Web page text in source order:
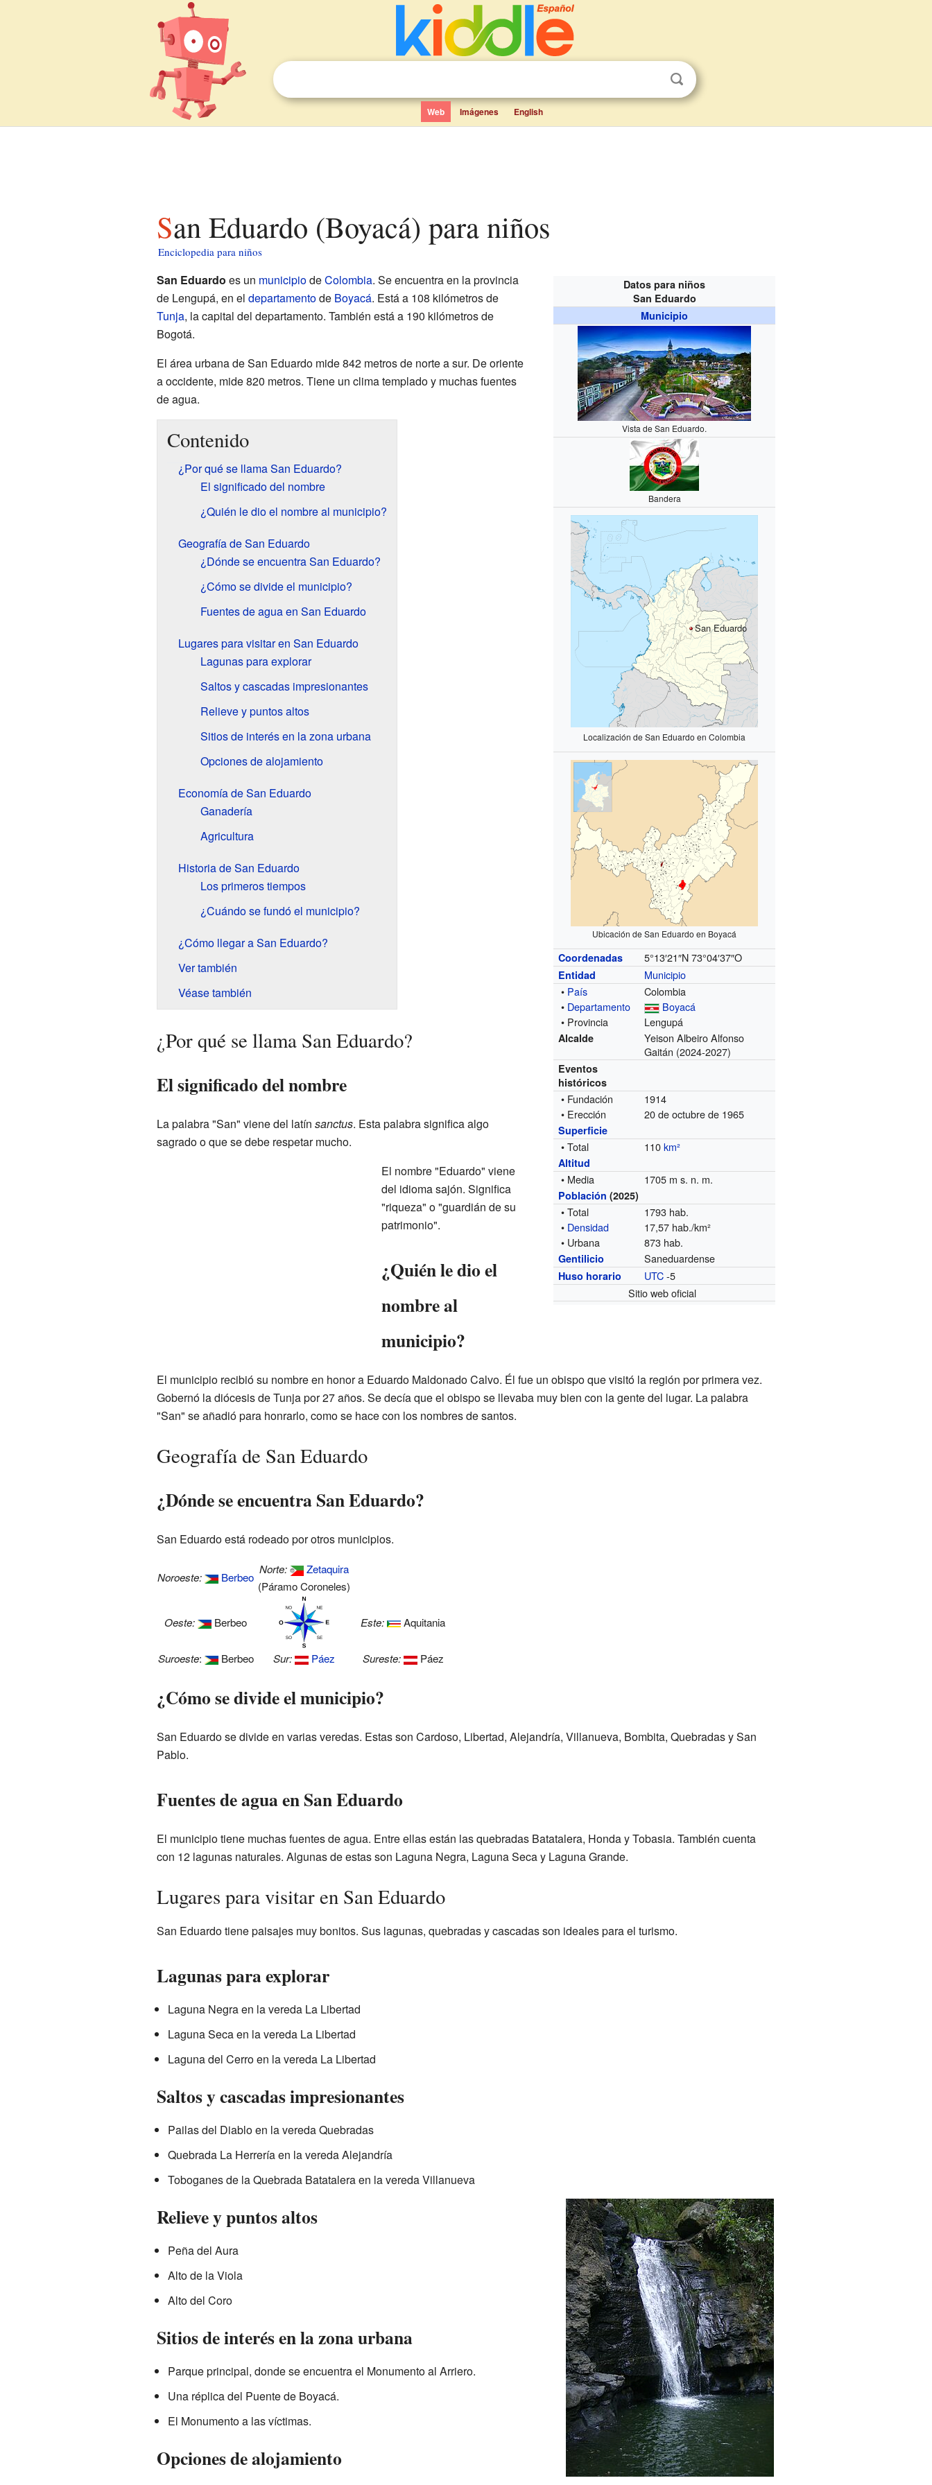
Web Imágenes English
San Eduardo (Boyacá) para niños
Enciclopedia para niños
Datos para niños
San Eduardo
Municipio
Vista de San Eduardo.
Bandera
San Eduardo
Localización de San Eduardo en Colombia
Ubicación de San Eduardo en Boyacá
Coordenadas 5°13′21″N 73°04′37″O
Entidad
Municipio
• País
Colombia
• Departamento
Boyacá
• Provincia
Lengupá
Alcalde
Yeison Albeiro Alfonso
Gaitán (2024-2027)
Eventos
históricos
• Fundación
1914
• Erección
20 de octubre de 1965
Superficie
• Total 110km²
Altitud
• Media 1705 m s. n. m.
Población (2025)
• Total
1793 hab.
• Densidad
17,57 hab./km²
• Urbana
873 hab.
Gentilicio Saneduardense
Huso horario UTC-5
Sitio web oficial
San Eduardo es un municipiodeColombia. Se encuentra en la provincia
de Lengupá, en el departamentode Boyacá. Está a 108 kilómetros de
Tunja, la capital del departamento. También está a 190 kilómetros de
Bogotá.
El área urbana de San Eduardo mide 842 metros de norte a sur. De oriente
a occidente, mide 820 metros. Tiene un clima templado y muchas fuentes
de agua.
Contenido
¿Por qué se llama San Eduardo?
El significado del nombre
¿Quién le dio el nombre al municipio?
Geografía de San Eduardo
¿Dónde se encuentra San Eduardo?
¿Cómo se divide el municipio?
Fuentes de agua en San Eduardo
Lugares para visitar en San Eduardo
Lagunas para explorar
Saltos y cascadas impresionantes
Relieve y puntos altos
Sitios de interés en la zona urbana
Opciones de alojamiento
Economía de San Eduardo
Ganadería
Agricultura
Historia de San Eduardo
Los primeros tiempos
¿Cuándo se fundó el municipio?
¿Cómo llegar a San Eduardo?
Ver también
Véase también
¿Por qué se llama San Eduardo?
El significado del nombre
La palabra "San" viene del latín sanctus. Esta palabra significa algo
sagrado o que se debe respetar mucho.
El nombre "Eduardo" viene
del idioma sajón. Significa
"riqueza" o "guardián de su
patrimonio".
¿Quién le dio el
nombre al
municipio?
El municipio recibió su nombre en honor a Eduardo Maldonado Calvo. Él fue un obispo que visitó la región por primera vez.
Gobernó la diócesis de Tunja por 27 años. Se decía que el obispo se llevaba muy bien con la gente del lugar. La palabra
"San" se añadió para honrarlo, como se hace con los nombres de santos.
Geografía de San Eduardo
¿Dónde se encuentra San Eduardo?
San Eduardo está rodeado por otros municipios.
Noroeste: Berbeo
Norte:
Zetaquira
(Páramo Coroneles)
Oeste: Berbeo Este: Aquitania
Suroeste: Berbeo Sur: Páez Sureste: Páez
¿Cómo se divide el municipio?
San Eduardo se divide en varias veredas. Estas son Cardoso, Libertad, Alejandría, Villanueva, Bombita, Quebradas y San
Pablo.
Fuentes de agua en San Eduardo
El municipio tiene muchas fuentes de agua. Entre ellas están las quebradas Batatalera, Honda y Tobasia. También cuenta
con 12 lagunas naturales. Algunas de estas son Laguna Negra, Laguna Seca y Laguna Grande.
Lugares para visitar en San Eduardo
San Eduardo tiene paisajes muy bonitos. Sus lagunas, quebradas y cascadas son ideales para el turismo.
Lagunas para explorar
Laguna Negra en la vereda La Libertad
Laguna Seca en la vereda La Libertad
Laguna del Cerro en la vereda La Libertad
Saltos y cascadas impresionantes
Pailas del Diablo en la vereda Quebradas
Quebrada La Herrería en la vereda Alejandría
Toboganes de la Quebrada Batatalera en la vereda Villanueva
Relieve y puntos altos
Peña del Aura
Alto de la Viola
Alto del Coro
Sitios de interés en la zona urbana
Parque principal, donde se encuentra el Monumento al Arriero.
Una réplica del Puente de Boyacá.
El Monumento a las víctimas.
Opciones de alojamiento